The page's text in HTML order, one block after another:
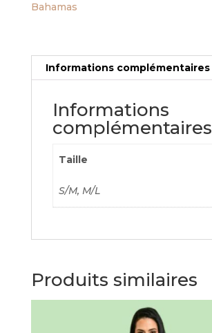
Bahamas
Informations complémentaires
Informations
complémentaires
Taille
S/M, M/L
Produits similaires